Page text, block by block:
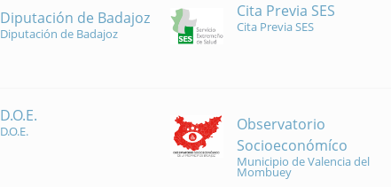
Diputación de Badajoz
Diputación de Badajoz
Cita Previa SES
Cita Previa SES
D.O.E.
D.O.E.
Observatorio
Socioeconómíco
Municipio de Valencia del
Mombuey